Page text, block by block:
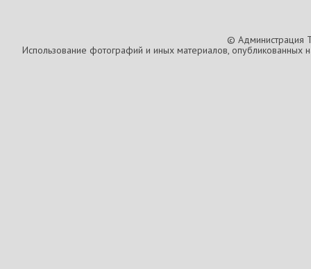
© Администрация
Использование фотографий и иных материалов, опубликованных